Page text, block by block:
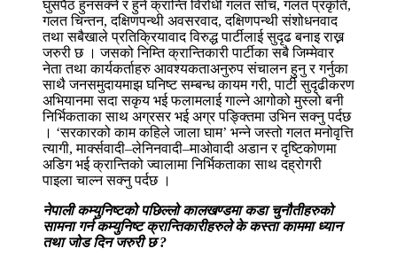
घुसपैठ हुनसक्ने र हुने क्रान्ति विरोधी गलत सोच, गलत प्रकृति,
गलत चिन्तन, दक्षिणपन्थी अवसरवाद, दक्षिणपन्थी संशोधनवाद
तथा सबैखाले प्रतिक्रियावाद विरुद्ध पार्टीलाई सुदृढ बनाइ राख्न
जरुरी छ । जसको निम्ति क्रान्तिकारी पार्टीका सबै जिम्मेवार
नेता तथा कार्यकर्ताहरु आवश्यकताअनुरुप संचालन हुनु र गर्नुका
साथै जनसमुदायमाझ घनिष्ट सम्बन्ध कायम गरी, पार्टी सुदृढीकरण
अभियानमा सदा सकृय भई फलामलाई गाल्ने आगोको मुस्लो बनी
निर्भिकताका साथ अग्रसर भई अग्र पङ्क्तिमा उभिन सक्नु पर्दछ
। ‘सरकारको काम कहिले जाला घाम’ भन्ने जस्तो गलत मनोवृत्ति
त्यागी, मार्क्सवादी–लेनिनवादी–माओवादी अडान र दृष्टिकोणमा
अडिग भई क्रान्तिको ज्वालामा निर्भिकताका साथ दह्रोगरी
पाइला चाल्न सक्नु पर्दछ ।
नेपाली कम्युनिष्टको पछिल्लो कालखण्डमा कडा चुनौतीहरुको
सामना गर्न कम्युनिष्ट क्रान्तिकारीहरुले के कस्ता काममा ध्यान
तथा जोड दिन जरुरी छ ?